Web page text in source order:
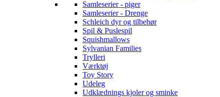
Samleserier - piger
Samleserier - Drenge
Schleich dyr og tilbehør
Spil & Puslespil
Squishmallows
Sylvanian Families
Trylleri
Værktøj
Toy Story
Udeleg
Udklædnings kjoler og sminke